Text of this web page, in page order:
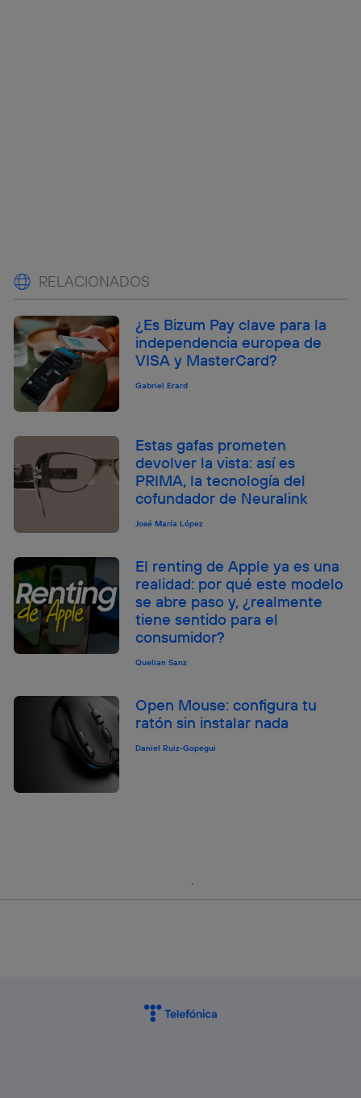
RELACIONADOS
¿Es Bizum Pay clave para la
independencia europea de
VISA y MasterCard?
Gabriel Erard
Estas gafas prometen
devolver la vista: así es
PRIMA, la tecnología del
cofundador de Neuralink
José María López
El renting de Apple ya es una
realidad: por qué este modelo
se abre paso y, ¿realmente
tiene sentido para el
consumidor?
Quelian Sanz
Open Mouse: configura tu
ratón sin instalar nada
Daniel Ruiz-Gopegui